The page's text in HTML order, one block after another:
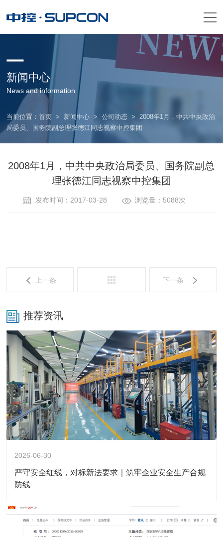
新闻中心
News and information
当前位置：首页 > 新闻中心 >公司动态 >2008年1月，中共中央政治
局委员、国务院副总理张德江同志视察中控集团
2008年1月，中共中央政治局委员、国务院副总
理张德江同志视察中控集团
发布时间：2017-03-28 浏览量：5088次
上一条 下一条
推荐资讯
2026-06-30
严守安全红线，对标新法要求｜筑牢企业安全生产合规
防线